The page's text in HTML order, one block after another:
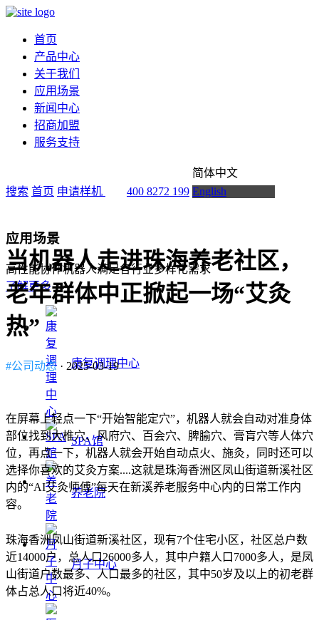
首页
产品中心
关于我们
应用场景
新闻中心
招商加盟
服务支持
搜索 首页 申请样机 400 8272 199
简体中文
English
应用场景
高性能协作机器人满足各行业多样化需求
了解更多
康复调理中心
SPA馆
养老院
月子中心
当机器人走进珠海养老社区，
老年群体中正掀起一场“艾灸
热”
#公司动态 · 2025-03-19
在屏幕上轻点一下“开始智能定穴”，机器人就会自动对准身体
部位找到大椎穴、风府穴、百会穴、脾腧穴、膏肓穴等人体穴
位，再点一下，机器人就会开始自动点火、施灸，同时还可以
选择你喜欢的艾灸方案....这就是珠海香洲区凤山街道新溪社区
内的“AI艾灸师傅”每天在新溪养老服务中心内的日常工作内
容。
珠海香洲凤山街道新溪社区，现有7个住宅小区，社区总户数
近14000户，总人口26000多人，其中户籍人口7000多人，是凤
山街道户数最多、人口最多的社区，其中50岁及以上的初老群
体占总人口将近40%。